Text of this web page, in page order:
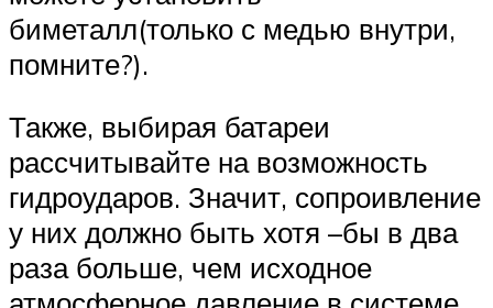
биметалл(только с медью внутри,
помните?).
Также, выбирая батареи
рассчитывайте на возможность
гидроударов. Значит, сопроивление
у них должно быть хотя –бы в два
раза больше, чем исходное